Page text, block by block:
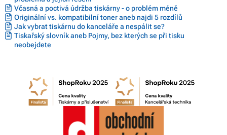
Včasná a poctivá údržba tiskárny - o problém méně
Originální vs. kompatibilní toner aneb najdi 5 rozdílů
Jak vybrat tiskárnu do kanceláře a nespálit se?
Tiskařský slovník aneb Pojmy, bez kterých se při tisku
neobejdete